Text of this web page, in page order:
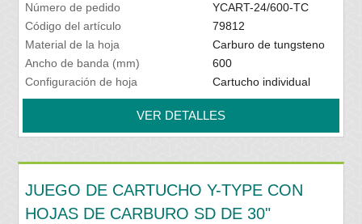
Número de pedido
YCART-24/600-TC
Código del artículo
79812
Material de la hoja
Carburo de tungsteno
Ancho de banda (mm)
600
Configuración de hoja
Cartucho individual
VER DETALLES
JUEGO DE CARTUCHO Y-TYPE CON
HOJAS DE CARBURO SD DE 30"